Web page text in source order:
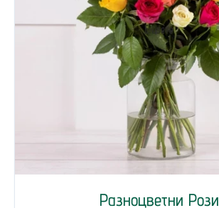
Разноцветни Рози